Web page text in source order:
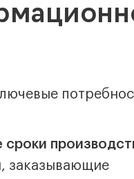
сроки
заказывающие